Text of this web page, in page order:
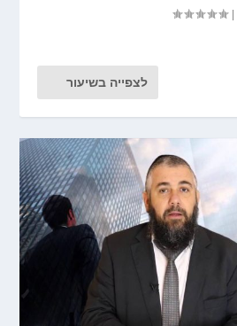
|
לצפייה בשיעור